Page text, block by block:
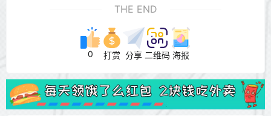
THE END
0 打赏 分享 二维码 海报